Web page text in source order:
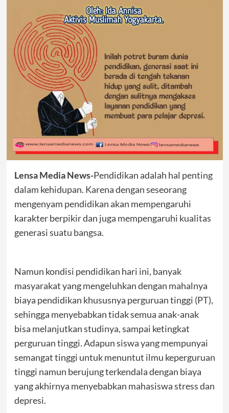
Lensa Media News-Pendidikan adalah hal penting
dalam kehidupan. Karena dengan seseorang
mengenyam pendidikan akan mempengaruhi
karakter berpikir dan juga mempengaruhi kualitas
generasi suatu bangsa.
Namun kondisi pendidikan hari ini, banyak
masyarakat yang mengeluhkan dengan mahalnya
biaya pendidikan khususnya perguruan tinggi (PT),
sehingga menyebabkan tidak semua anak-anak
bisa melanjutkan studinya, sampai ketingkat
perguruan tinggi. Adapun siswa yang mempunyai
semangat tinggi untuk menuntut ilmu keperguruan
tinggi namun berujung terkendala dengan biaya
yang akhirnya menyebabkan mahasiswa stress dan
depresi.